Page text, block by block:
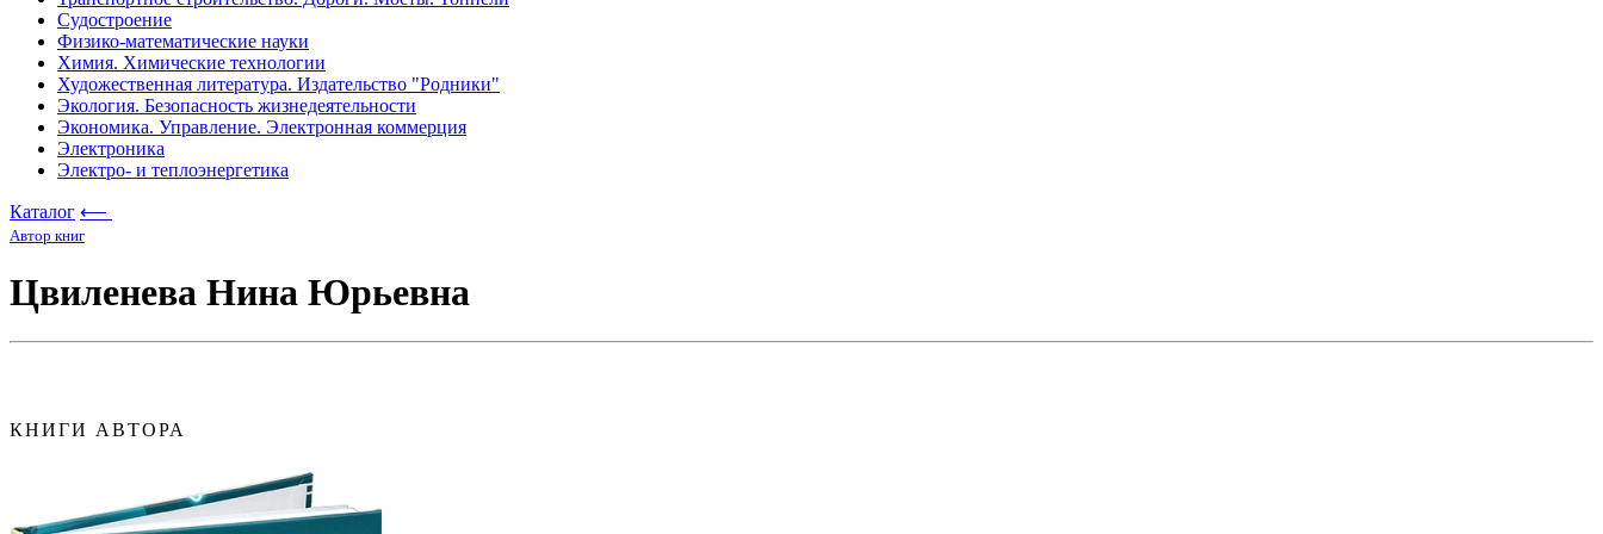
Судостроение
Физико-математические науки
Химия. Химические технологии
Художественная литература. Издательство "Родники"
Экология. Безопасность жизнедеятельности
Экономика. Управление. Электронная коммерция
Электроника
Электро- и теплоэнергетика
Каталог ⟵
Автор книг
Цвиленева Нина Юрьевна
КНИГИ АВТОРА